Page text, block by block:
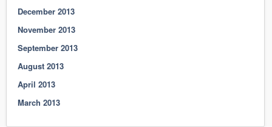
December 2013
November 2013
September 2013
August 2013
April 2013
March 2013